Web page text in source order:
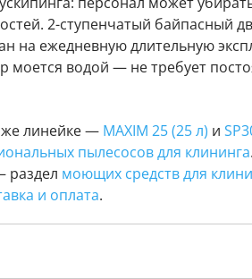
2-ступенчатый байпасный
на ежедневную длительную
моется водой — не требует
линейке — MAXIM 25 (25 л) и
пылесосов для клининга
раздел моющих средств для
и оплата.